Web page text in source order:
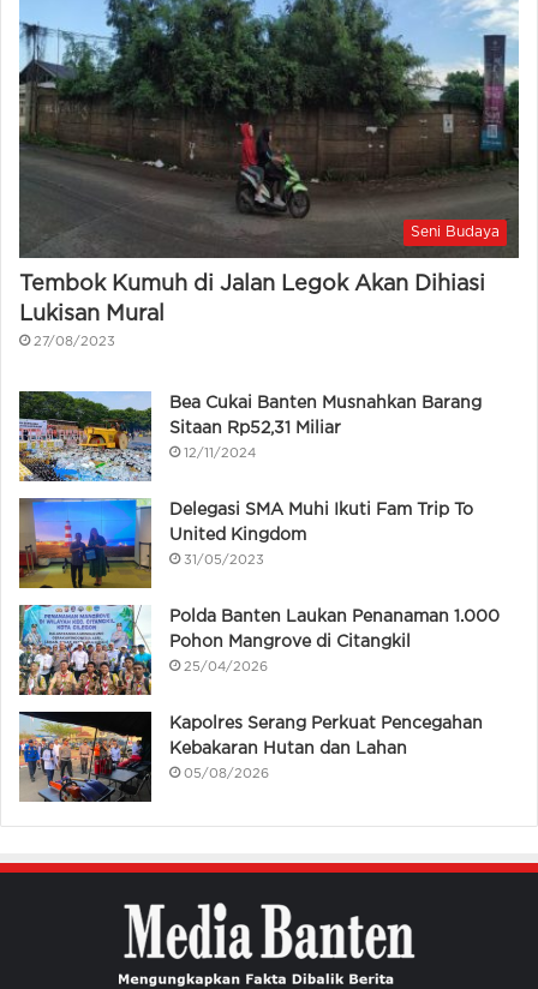
Seni Budaya
Tembok Kumuh di Jalan Legok Akan Dihiasi
Lukisan Mural
27/08/2023
Bea Cukai Banten Musnahkan Barang
Sitaan Rp52,31 Miliar
12/11/2024
Delegasi SMA Muhi Ikuti Fam Trip To
United Kingdom
31/05/2023
Polda Banten Laukan Penanaman 1.000
Pohon Mangrove di Citangkil
25/04/2026
Kapolres Serang Perkuat Pencegahan
Kebakaran Hutan dan Lahan
05/08/2026